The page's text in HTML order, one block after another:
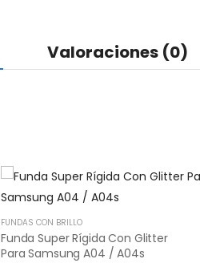
Valoraciones (0)
FUNDAS CON BRILLO
Funda Super Rígida Con Glitter
Para Samsung A04 / A04s